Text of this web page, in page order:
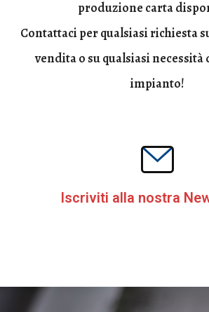
produzione carta
Contattaci per qualsiasi richiesta
vendita o su qualsiasi
impianto!
Iscriviti alla nostra